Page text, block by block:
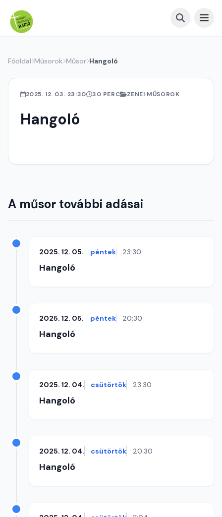
Főoldal Műsorok Műsor Hangoló
2025. 12. 03. 23:30 30 PERC ZENEI MŰSOROK
Hangoló
A műsor további adásai
2025. 12. 05. péntek 23:30
Hangoló
2025. 12. 05. péntek 20:30
Hangoló
2025. 12. 04. csütörtök 23:30
Hangoló
2025. 12. 04. csütörtök 20:30
Hangoló